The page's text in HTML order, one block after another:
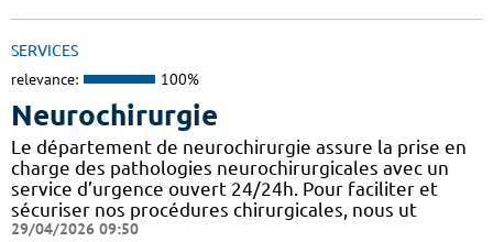
SERVICES
relevance: 100%
Neurochirurgie
Le département de neurochirurgie assure la prise en
charge des pathologies neurochirurgicales avec un
service d’urgence ouvert 24/24h. Pour faciliter et
sécuriser nos procédures chirurgicales, nous ut
29/04/2026 09:50